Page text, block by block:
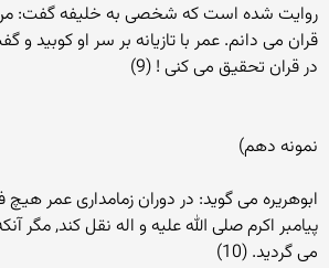
روایت شده است که شخصی به خلیفه گفت: من
قران می دانم. عمر با تازیانه بر سر او کوبید
در قران تحقیق می کنی ! (9)
نمونه دهم)
ابوهریره می گوید: در دوران زمامداری عمر هیچ
پیامبر اکرم صلی الله علیه و اله نقل کند,
می گردید. (10)